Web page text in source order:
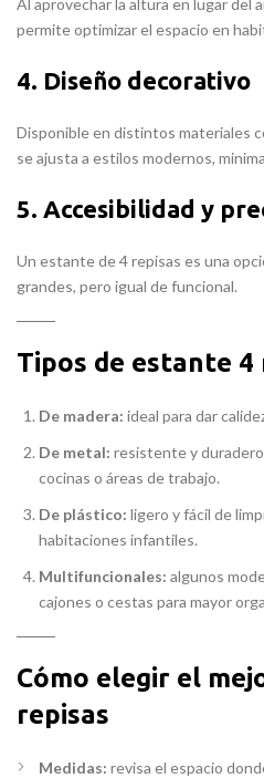
Al aprovechar la altura en lugar del
permite optimizar el espacio en
4. Diseño decorativo
Disponible en distintos materiales
se ajusta a estilos modernos,
5. Accesibilidad y
Un estante de 4 repisas es una
grandes, pero igual de funcional.
Tipos de estante 4
De madera: ideal para dar
De metal: resistente y
cocinas o áreas de trabajo.
De plástico: ligero y fácil de
habitaciones infantiles.
Multifuncionales: algunos
cajones o cestas para mayor
Cómo elegir el
repisas
Medidas: revisa el espacio